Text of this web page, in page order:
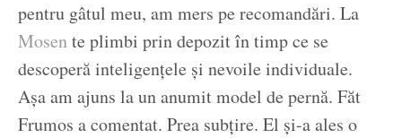
pentru gâtul meu, am mers pe recomandări. La
Mosente plimbi prin depozit în timp ce se
descoperă inteligențele și nevoile individuale.
Așa am ajuns la un anumit model de pernă. Făt
Frumos a comentat. Prea subțire. El și-a ales o